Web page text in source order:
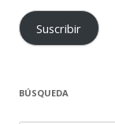
Suscribir
BÚSQUEDA